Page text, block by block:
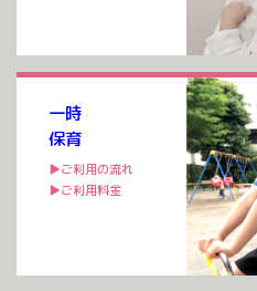
一時
保育
▶ご利用の流れ
▶ご利用料金